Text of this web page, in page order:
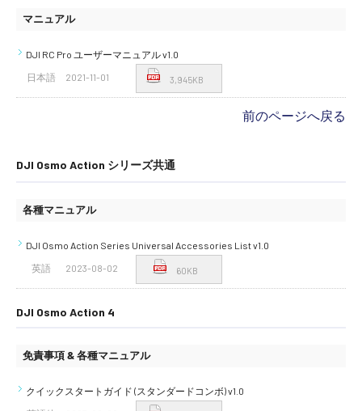
マニュアル
DJI RC Pro ユーザーマニュアル v1.0
日本語
2021-11-01 3,945KB
前のページへ戻る
DJI Osmo Action シリーズ共通
各種マニュアル
DJI Osmo Action Series Universal Accessories List v1.0
英語
2023-08-02 60KB
DJI Osmo Action 4
免責事項 & 各種マニュアル
クイックスタートガイド (スタンダードコンボ) v1.0